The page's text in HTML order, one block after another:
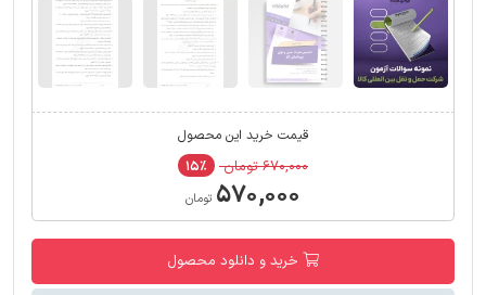
قیمت خرید این محصول
۶۷۰,۰۰۰ تومان ۱۵٪
۵۷۰,۰۰۰ تومان
خرید و دانلود محصول